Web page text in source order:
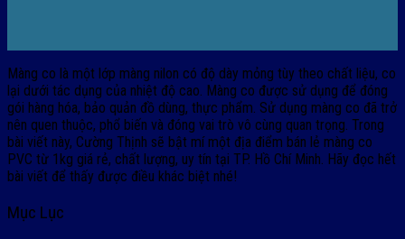
Màng co là một lớp màng nilon có độ dày mỏng tùy theo chất liệu, co
lại dưới tác dụng của nhiệt độ cao. Màng co được sử dụng để đóng
gói hàng hóa, bảo quản đồ dùng, thực phẩm. Sử dụng màng co đã trở
nên quen thuộc, phổ biến và đóng vai trò vô cùng quan trọng. Trong
bài viết này, Cường Thịnh sẽ bật mí một địa điểm bán lẻ màng co
PVC từ 1kg giá rẻ, chất lượng, uy tín tại TP. Hồ Chí Minh. Hãy đọc hết
bài viết để thấy được điều khác biệt nhé!
Mục Lục